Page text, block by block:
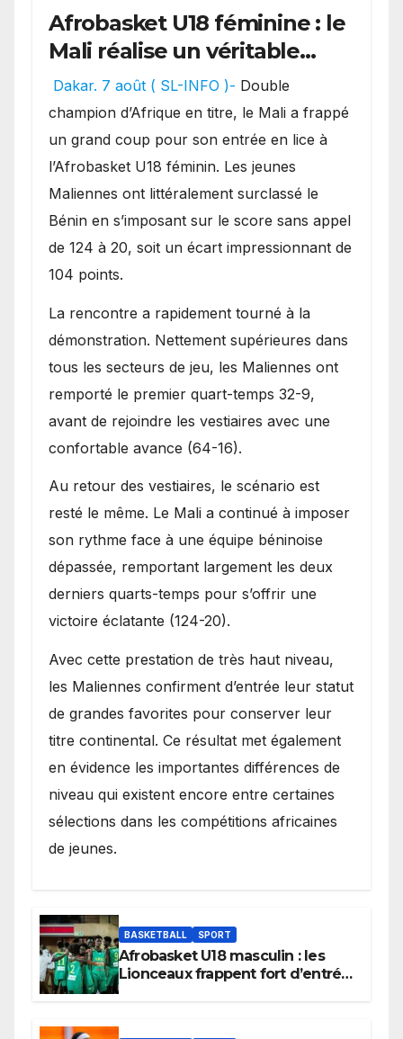
Afrobasket U18 féminine : le
Mali réalise un véritable
festival offensif et inflige
une lourde défaite au
Bénin.
Dakar. 7 août ( SL-INFO )- Double
champion d’Afrique en titre, le Mali a frappé
un grand coup pour son entrée en lice à
l’Afrobasket U18 féminin. Les jeunes
Maliennes ont littéralement surclassé le
Bénin en s’imposant sur le score sans appel
de 124 à 20, soit un écart impressionnant de
104 points.
La rencontre a rapidement tourné à la
démonstration. Nettement supérieures dans
tous les secteurs de jeu, les Maliennes ont
remporté le premier quart-temps 32-9,
avant de rejoindre les vestiaires avec une
confortable avance (64-16).
Au retour des vestiaires, le scénario est
resté le même. Le Mali a continué à imposer
son rythme face à une équipe béninoise
dépassée, remportant largement les deux
derniers quarts-temps pour s’offrir une
victoire éclatante (124-20).
Avec cette prestation de très haut niveau,
les Maliennes confirment d’entrée leur statut
de grandes favorites pour conserver leur
titre continental. Ce résultat met également
en évidence les importantes différences de
niveau qui existent encore entre certaines
sélections dans les compétitions africaines
de jeunes.
BASKETBALL SPORT
Afrobasket U18 masculin : les
Lionceaux frappent fort d’entrée